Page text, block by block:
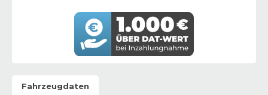
Fahrzeugdaten